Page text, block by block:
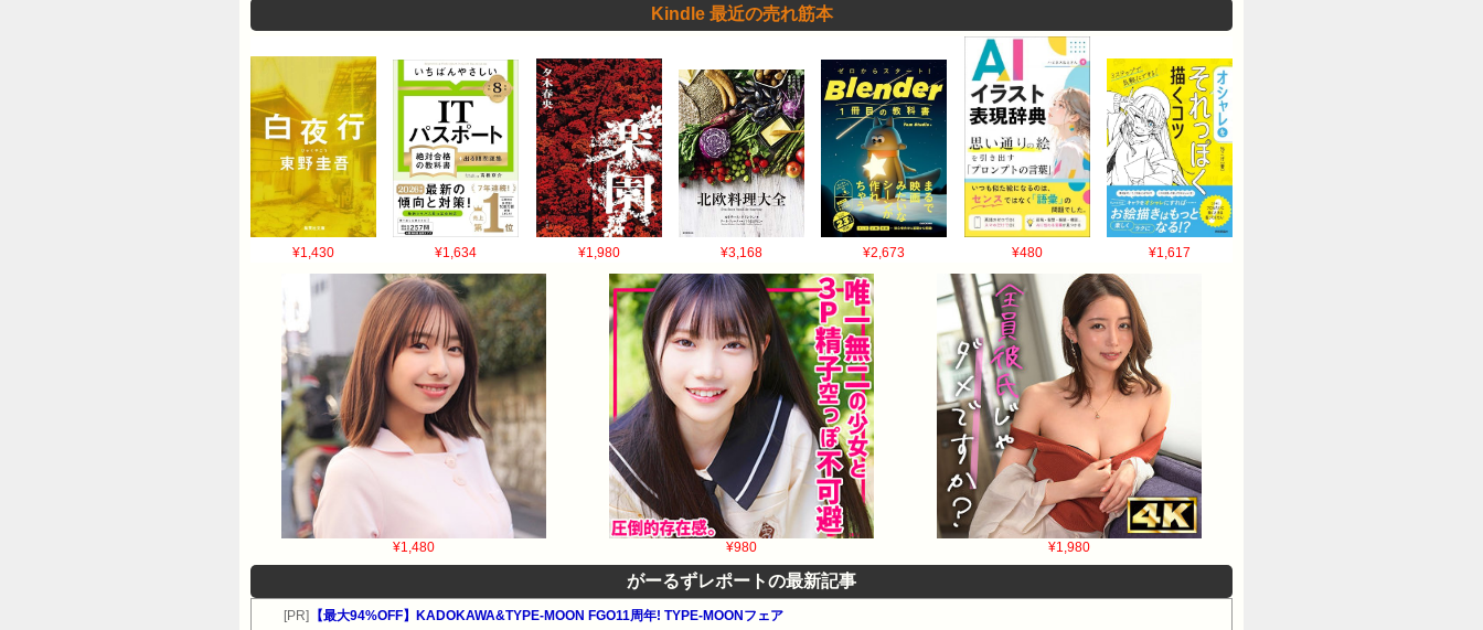
Kindle 最近の売れ筋本
¥1,430 ¥1,634 ¥1,980 ¥3,168 ¥2,673 ¥480 ¥1,617
¥1,480 ¥980 ¥1,980
がーるずレポートの最新記事
[PR] 【最大94%OFF】KADOKAWA&TYPE-MOON FGO11周年! TYPE-MOONフェア